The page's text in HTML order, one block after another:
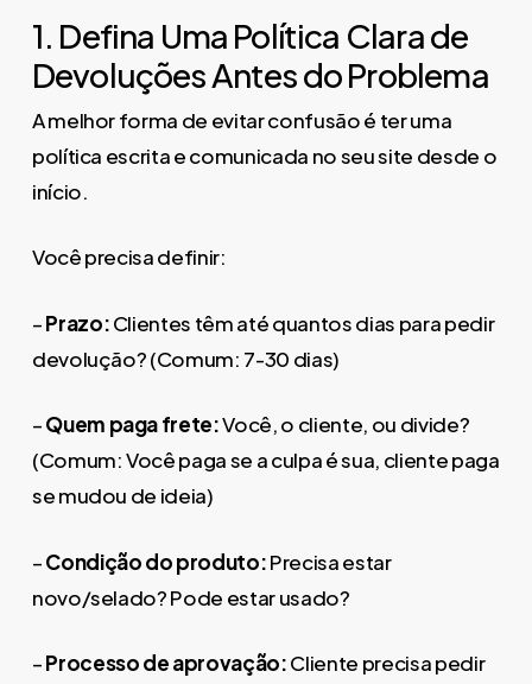
1. Defina Uma Política Clara de
Devoluções Antes do Problema
A melhor forma de evitar confusão é ter uma
política escrita e comunicada no seu site desde o
início.
Você precisa definir:
–Prazo:Clientes têm até quantos dias para pedir
devolução? (Comum: 7-30 dias)
–Quem paga frete:Você, o cliente, ou divide?
(Comum: Você paga se a culpa é sua, cliente paga
se mudou de ideia)
–Condição do produto:Precisa estar
novo/selado? Pode estar usado?
–Processo de aprovação:Cliente precisa pedir